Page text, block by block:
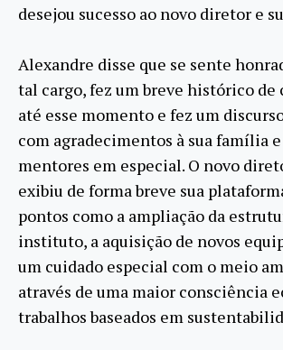
desejou sucesso ao novo diretor e
Alexandre disse que se sente
tal cargo, fez um breve histórico de
até esse momento e fez um
com agradecimentos à sua família
mentores em especial. O novo
exibiu de forma breve sua
pontos como a ampliação da
instituto, a aquisição de novos
um cuidado especial com o meio
através de uma maior consciência
trabalhos baseados em